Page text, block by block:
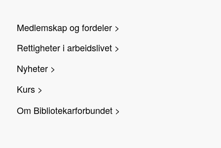
Medlemskap og fordeler >
Rettigheter i arbeidslivet >
Nyheter >
Kurs >
Om Bibliotekarforbundet >